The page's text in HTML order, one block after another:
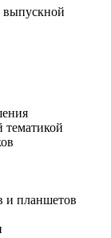
тематикой
и планшетов